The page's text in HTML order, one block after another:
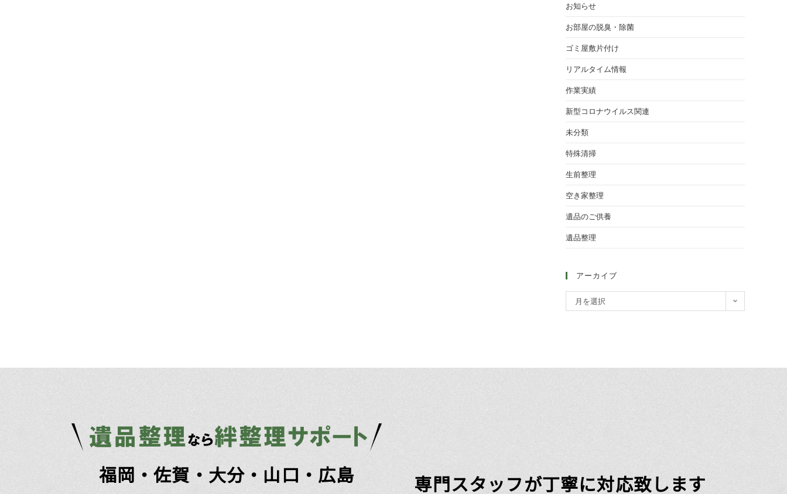
お知らせ
お部屋の脱臭・除菌
ゴミ屋敷片付け
リアルタイム情報
作業実績
新型コロナウイルス関連
未分類
特殊清掃
生前整理
空き家整理
遺品のご供養
遺品整理
アーカイブ
月を選択
福岡・佐賀・大分・山口・広島 専門スタッフが丁寧に対応致します